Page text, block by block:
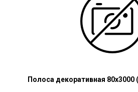
Полоса декоративная